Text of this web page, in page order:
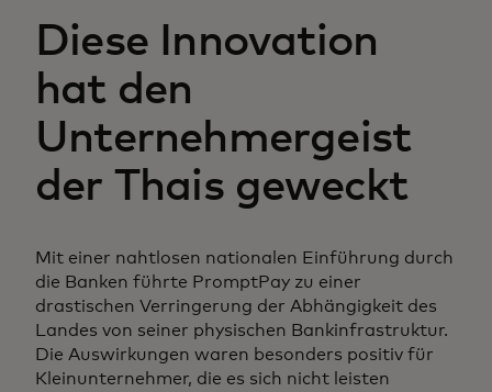
Diese Innovation
hat den
Unternehmergeist
der Thais geweckt
Mit einer nahtlosen nationalen Einführung durch
die Banken führte PromptPay zu einer
drastischen Verringerung der Abhängigkeit des
Landes von seiner physischen Bankinfrastruktur.
Die Auswirkungen waren besonders positiv für
Kleinunternehmer, die es sich nicht leisten